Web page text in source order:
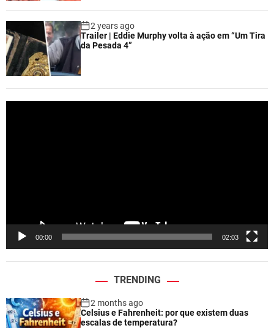
2 years ago
Trailer | Eddie Murphy volta à ação em “Um Tira
da Pesada 4”
00:00 02:03
TRENDING
2 months ago
Celsius e Fahrenheit: por que existem duas
escalas de temperatura?